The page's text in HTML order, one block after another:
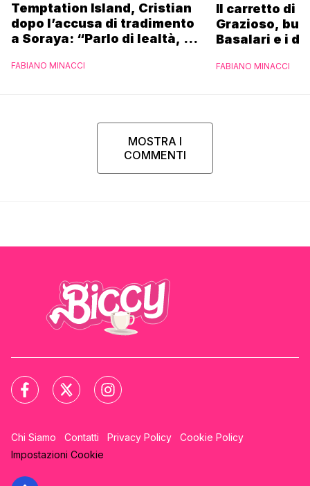
Temptation Island, Cristian
dopo l’accusa di tradimento
a Soraya: “Parlo di lealtà, ma
FABIANO MINACCI
Il carretto di
Grazioso,
Basalari e i
Ferrero”
FABIANO MINACCI
MOSTRA I
COMMENTI
Chi Siamo Contatti Privacy Policy
Cookie Policy
Impostazioni Cookie